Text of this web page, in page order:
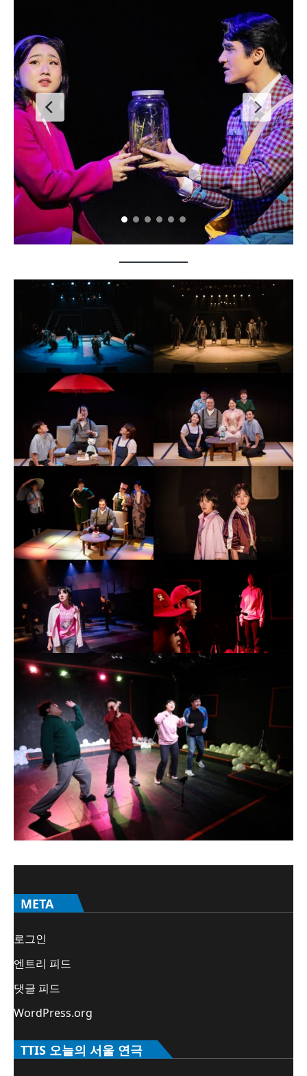
META
로그인
엔트리 피드
댓글 피드
WordPress.org
TTIS 오늘의 서울 연극